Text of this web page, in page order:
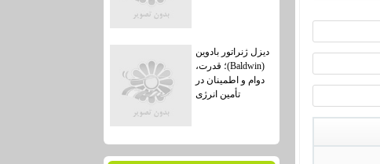
دیزل ژنراتور بادوین
(Baldwin)؛ قدرت،
دوام و اطمینان در
تأمین انرژی